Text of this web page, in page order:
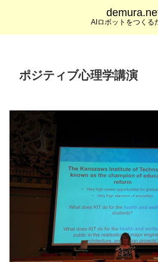
AIロボットをつくる
ポジティブ心理学講演